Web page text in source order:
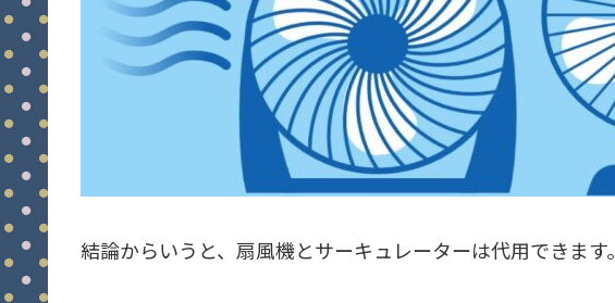
結論からいうと、扇風機とサーキュレーターは代用できます。